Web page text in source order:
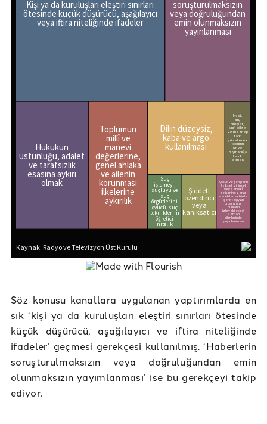
Söz konusu kanallara uygulanan yaptırımlarda en
sık ‘kişi ya da kuruluşları eleştiri sınırları ötesinde
küçük düşürücü, aşağılayıcı ve iftira niteliğinde
ifadeler’ geçmesi gerekçesi kullanılmış. ‘Haberlerin
soruşturulmaksızın veya doğruluğundan emin
olunmaksızın yayımlanması’ ise bu gerekçeyi takip
ediyor.